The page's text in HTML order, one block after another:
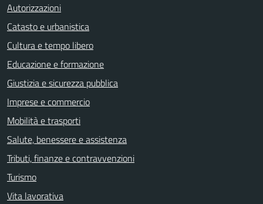
Autorizzazioni
Catasto e urbanistica
Cultura e tempo libero
Educazione e formazione
Giustizia e sicurezza pubblica
Imprese e commercio
Mobilità e trasporti
Salute, benessere e assistenza
Tributi, finanze e contravvenzioni
Turismo
Vita lavorativa